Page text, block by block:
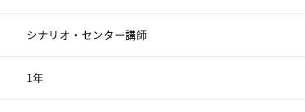
シナリオ・センター講師
1年